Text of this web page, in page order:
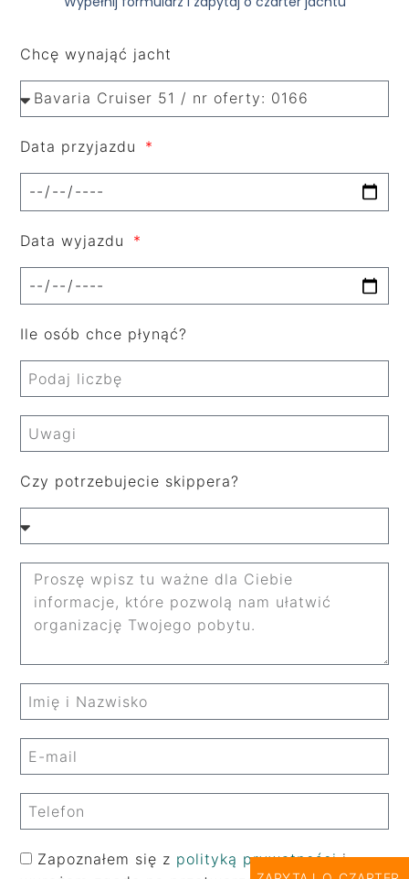
Chcę wynająć jacht
Data przyjazdu
Data wyjazdu
Ile osób chce płynąć?
Czy potrzebujecie skippera?
Zapoznałem się z polityką prywatnościi